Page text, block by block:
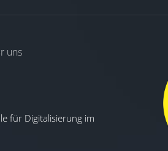
uns
für Digitalisierung im